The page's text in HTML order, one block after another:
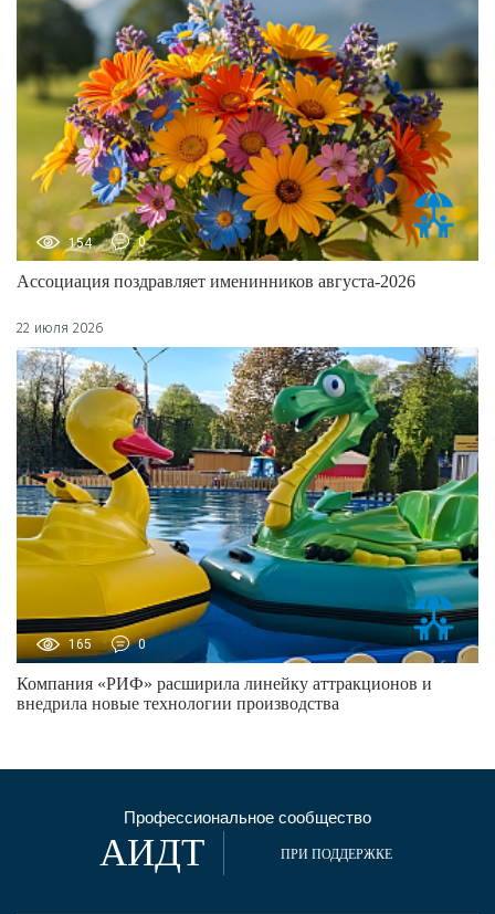
154 0
Ассоциация поздравляет именинников августа-2026
22 июля 2026
165 0
Компания «РИФ» расширила линейку аттракционов и
внедрила новые технологии производства
Профессиональное сообщество
АИДТ ПРИ ПОДДЕРЖКЕ